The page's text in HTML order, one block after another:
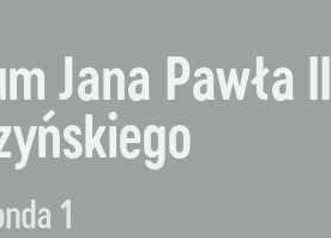
Jana Pawła II
1